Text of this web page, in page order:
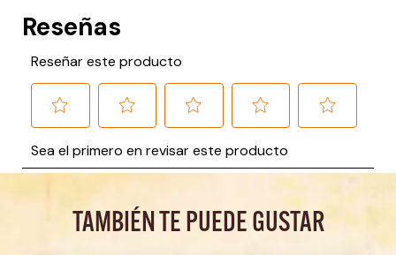
TAMBIÉN TE PUEDE GUSTAR